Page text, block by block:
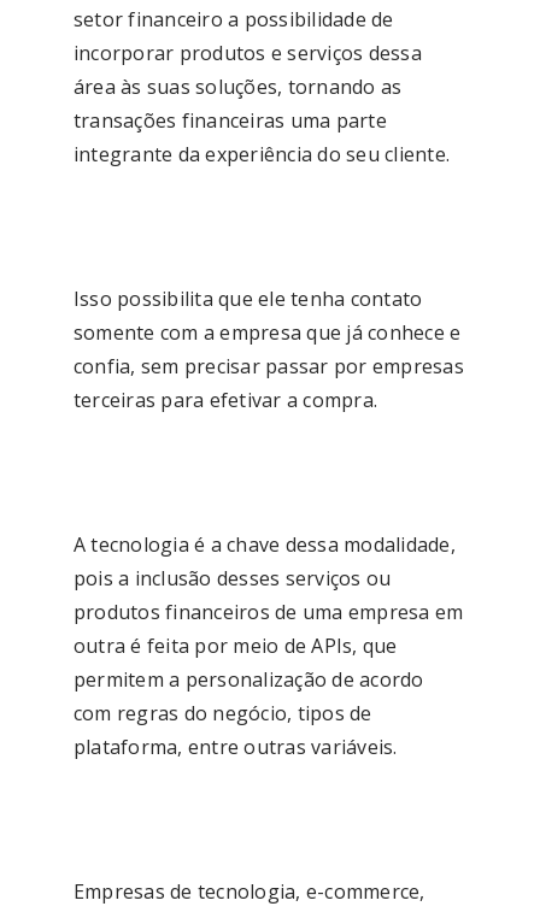
setor financeiro a possibilidade de
incorporar produtos e serviços dessa
área às suas soluções, tornando as
transações financeiras uma parte
integrante da experiência do seu cliente.
Isso possibilita que ele tenha contato
somente com a empresa que já conhece e
confia, sem precisar passar por empresas
terceiras para efetivar a compra.
A tecnologia é a chave dessa modalidade,
pois a inclusão desses serviços ou
produtos financeiros de uma empresa em
outra é feita por meio de APIs, que
permitem a personalização de acordo
com regras do negócio, tipos de
plataforma, entre outras variáveis.
Empresas de tecnologia, e-commerce,